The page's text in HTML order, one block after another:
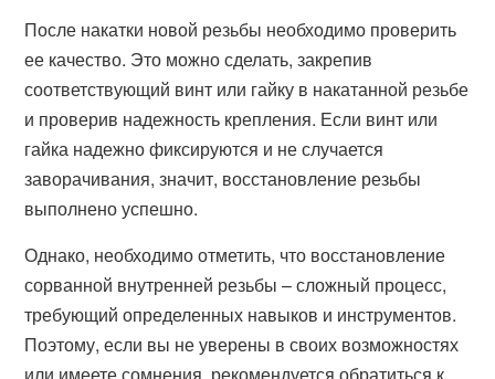
После накатки новой резьбы необходимо проверить
ее качество. Это можно сделать, закрепив
соответствующий винт или гайку в накатанной резьбе
и проверив надежность крепления. Если винт или
гайка надежно фиксируются и не случается
заворачивания, значит, восстановление резьбы
выполнено успешно.
Однако, необходимо отметить, что восстановление
сорванной внутренней резьбы – сложный процесс,
требующий определенных навыков и инструментов.
Поэтому, если вы не уверены в своих возможностях